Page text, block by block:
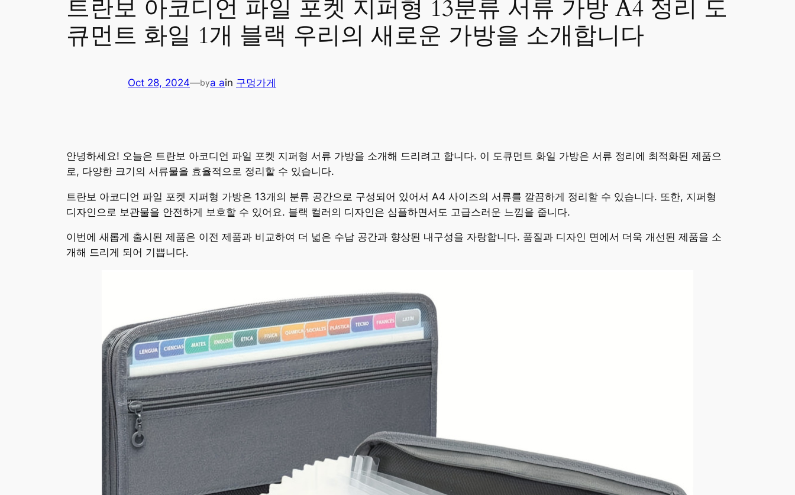
트란보 아코디언 파일 포켓 지퍼형 13분류 서류 가방 A4 정리 도
큐먼트 화일 1개 블랙 우리의 새로운 가방을 소개합니다
Oct 28, 2024—bya ain 구멍가게
안녕하세요! 오늘은 트란보 아코디언 파일 포켓 지퍼형 서류 가방을 소개해 드리려고 합니다. 이 도큐먼트 화일 가방은 서류 정리에 최적화된 제품으
로, 다양한 크기의 서류물을 효율적으로 정리할 수 있습니다.
트란보 아코디언 파일 포켓 지퍼형 가방은 13개의 분류 공간으로 구성되어 있어서 A4 사이즈의 서류를 깔끔하게 정리할 수 있습니다. 또한, 지퍼형
디자인으로 보관물을 안전하게 보호할 수 있어요. 블랙 컬러의 디자인은 심플하면서도 고급스러운 느낌을 줍니다.
이번에 새롭게 출시된 제품은 이전 제품과 비교하여 더 넓은 수납 공간과 향상된 내구성을 자랑합니다. 품질과 디자인 면에서 더욱 개선된 제품을 소
개해 드리게 되어 기쁩니다.